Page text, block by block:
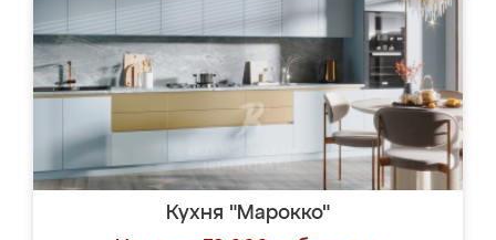
Кухня "Марокко"